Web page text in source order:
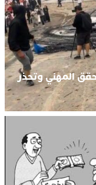
المهني وتحذر